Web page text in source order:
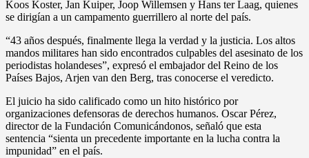
Koos Koster, Jan Kuiper, Joop Willemsen y Hans ter Laag, quienes
se dirigían a un campamento guerrillero al norte del país.
“43 años después, finalmente llega la verdad y la justicia. Los altos
mandos militares han sido encontrados culpables del asesinato de los
periodistas holandeses”, expresó el embajador del Reino de los
Países Bajos, Arjen van den Berg, tras conocerse el veredicto.
El juicio ha sido calificado como un hito histórico por
organizaciones defensoras de derechos humanos. Oscar Pérez,
director de la Fundación Comunicándonos, señaló que esta
sentencia “sienta un precedente importante en la lucha contra la
impunidad” en el país.